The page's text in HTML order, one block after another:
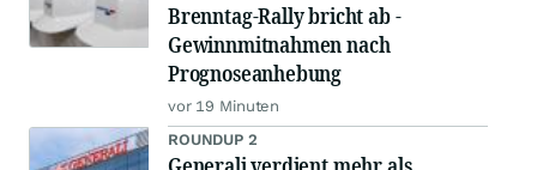
Brenntag-Rally bricht ab -
Gewinnmitnahmen nach
Prognoseanhebung
vor 19 Minuten
ROUNDUP 2